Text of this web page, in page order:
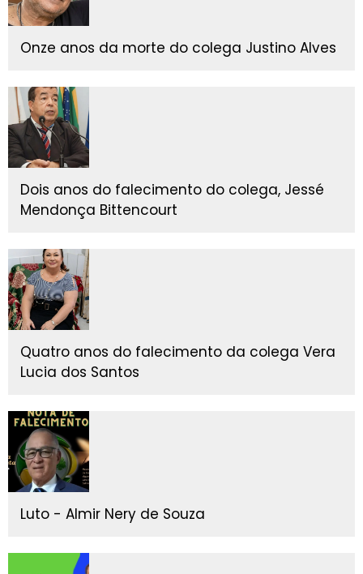
Onze anos da morte do colega Justino Alves
Dois anos do falecimento do colega, Jessé
Mendonça Bittencourt
Quatro anos do falecimento da colega Vera
Lucia dos Santos
Luto - Almir Nery de Souza